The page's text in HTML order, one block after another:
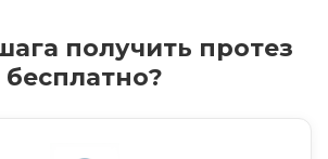
получить протез
бесплатно?